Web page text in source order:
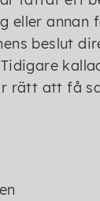
eller
beslut
rätt att få